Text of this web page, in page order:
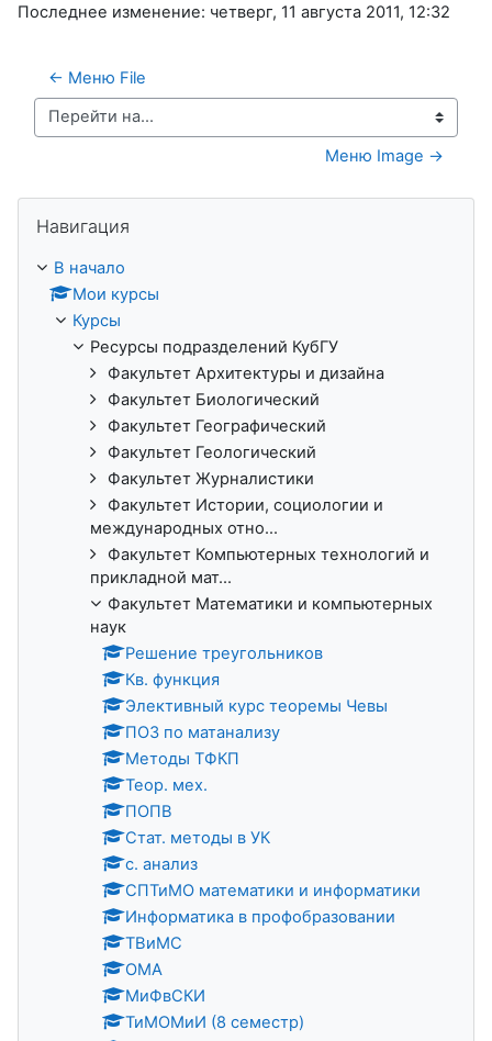
Последнее изменение: четверг, 11 августа 2011, 12:32
← Меню File
Перейти на...
Меню Image →
Навигация
В начало
Мои курсы
Курсы
Ресурсы подразделений КубГУ
Факультет Архитектуры и дизайна
Факультет Биологический
Факультет Географический
Факультет Геологический
Факультет Журналистики
Факультет Истории, социологии и
международных отно...
Факультет Компьютерных технологий и
прикладной мат...
Факультет Математики и компьютерных
наук
Решение треугольников
Кв. функция
Элективный курс теоремы Чевы
ПОЗ по матанализу
Методы ТФКП
Теор. мех.
ПОПВ
Стат. методы в УК
с. анализ
СПТиМО математики и информатики
Информатика в профобразовании
ТВиМС
ОМА
МиФвСКИ
ТиМОМиИ (8 семестр)